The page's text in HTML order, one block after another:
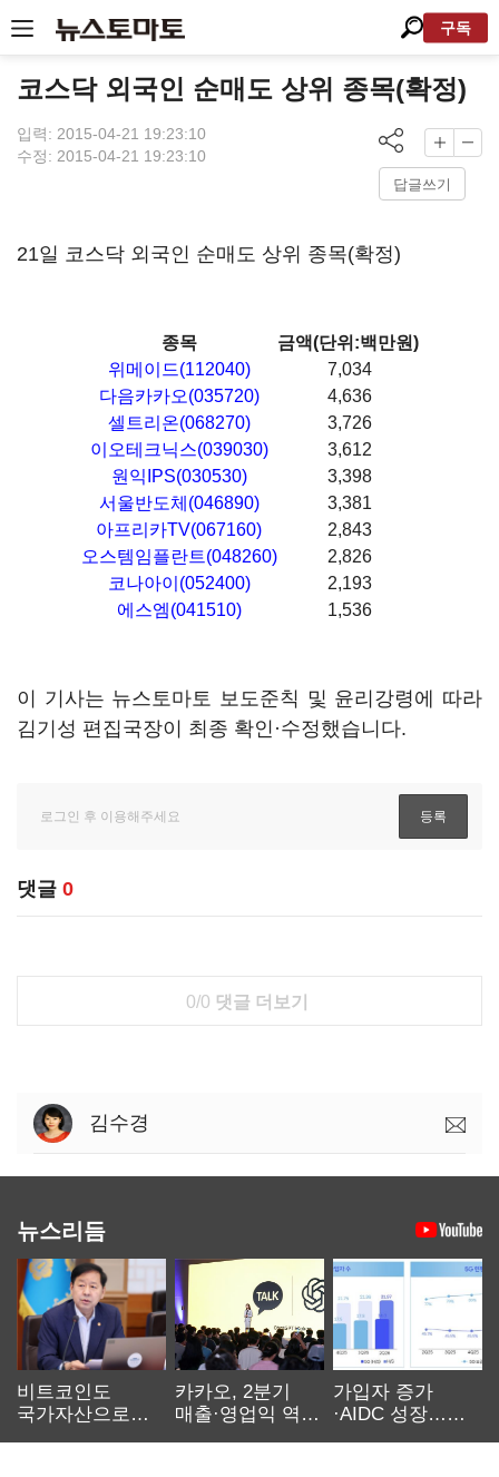
구독
코스닥 외국인 순매도 상위 종목(확정)
입력: 2015-04-21 19:23:10
수정: 2015-04-21 19:23:10
답글쓰기
21일 코스닥 외국인 순매도 상위 종목(확정)
종목
금액(단위:백만원)
위메이드(112040)
7,034
다음카카오(035720)
4,636
셀트리온(068270)
3,726
이오테크닉스(039030)
3,612
원익IPS(030530)
3,398
서울반도체(046890)
3,381
아프리카TV(067160)
2,843
오스템임플란트(048260)
2,826
코나아이(052400)
2,193
에스엠(041510)
1,536
이 기사는 뉴스토마토 보도준칙 및 윤리강령에 따라
김기성 편집국장이 최종 확인·수정했습니다.
댓글 0
0/0 댓글 더보기
김수경
뉴스리듬
비트코인도
국가자산으로…'
카카오, 2분기
매출·영업익 역대
가입자 증가
·AIDC 성장…